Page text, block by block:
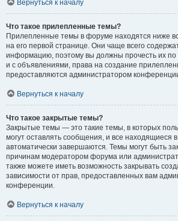
Вернуться к началу
Что такое прилепленные темы?
Прилепленные темы в форуме находятся ниже
на его первой странице. Они чаще всего
информацию, поэтому вы должны прочесть их по
и с объявлениями, права на создание
предоставляются администратором
Вернуться к началу
Что такое закрытые темы?
Закрытые темы — это такие темы, в которых
могут оставлять сообщения, и все находящиеся
автоматически завершаются. Темы могут быть
причинам модератором форума или
также можете иметь возможность закрывать
зависимости от прав, предоставленных вам
конференции.
Вернуться к началу